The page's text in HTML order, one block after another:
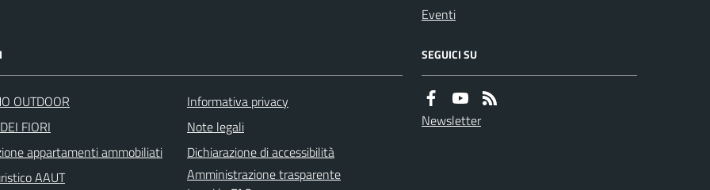
Eventi
OUTDOOR
FIORI
appartamenti ammobiliati
AAUT
Informativa privacy
Note legali
Dichiarazione di accessibilità
Amministrazione trasparente
SEGUICI SU
Newsletter